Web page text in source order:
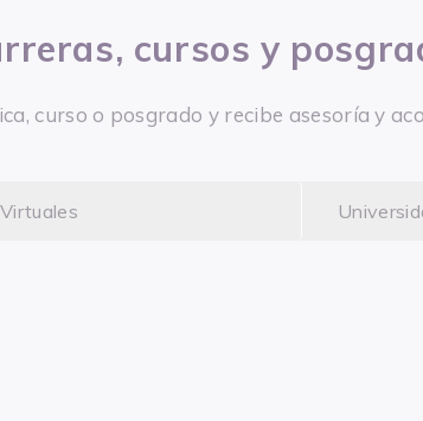
cursos y
curso o posgrado y recibe asesoría y
Virtuales